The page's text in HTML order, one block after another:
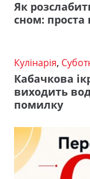
Як
сном: проста
Кулінарія,
Кабачкова
виходить
помилку